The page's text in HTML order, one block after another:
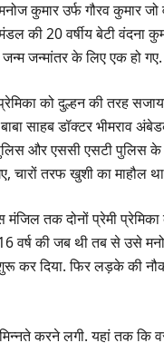
कुमार उर्फ गौरव कुमार
की 20 वर्षीय बेटी वंदना
जन्म जन्मांतर के लिए एक हो गए.
को दुल्हन की तरह
साहब डॉक्टर भीमराव
और एससी एसटी पुलिस
चारों तरफ खुशी का माहौल
तक दोनों प्रेमी
वर्ष की जब थी तब से उसे
कर दिया. फिर लड़के की
करने लगी. यहां तक कि